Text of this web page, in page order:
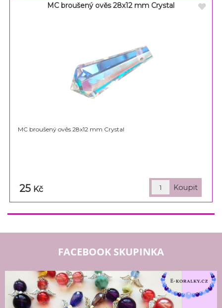
MC broušený ověs 28x12 mm Crystal
MC broušený ověs 28x12 mm Crystal
25 Kč
FACEBOOK SKUPINKA